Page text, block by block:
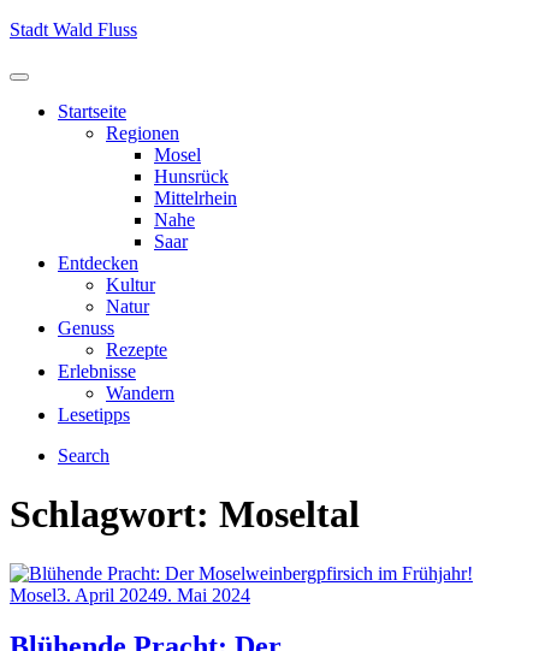
Skip
content
Stadt Wald Fluss
Menu
Startseite
Regionen
Mosel
Hunsrück
Mittelrhein
Nahe
Saar
Entdecken
Kultur
Natur
Genuss
Rezepte
Erlebnisse
Wandern
Lesetipps
Search
Schlagwort: Moseltal
Category
MoselPosted
3. April 20249. Mai 2024